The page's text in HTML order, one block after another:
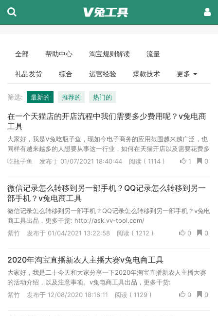
全部 帮助中心 淘宝规则解读 流量
礼品发货 综合 运营经验 爆款技术 更多
筛选: 最新的 推荐的 热门的
在一个天猫店的开店流程中我们需要多少费用呢？v兔电商
工具
大家好，我是V兔吃瓶子鱼，现如今电子商务的应用范围越来越广泛，也
同样有越来越多的人想要从事这一行业，如何在天猫开店以及需要花费多
少成为了大多数人的问题，下面我们一起来了解下吧。v兔电商工具出 0
1
吃瓶子鱼 发布于 01/07/2021 18:40:44 阅读 ( 1114 )
微信记录怎么转移到另一部手机？QQ记录怎么转移到另一
部手机？v兔电商工具
微信记录怎么转移到另一部手机？QQ记录怎么转移到另一部手机？v兔电
商工具出品，更多干货: http://ask.vv-tool.com/
0
0
紫竹 发布于 01/04/2021 13:22:58 阅读 ( 1212 )
2020年淘宝直播新农人主播大赛v兔电商工具
大家好，我是二十今天和大家分享一下2020年淘宝直播新农人主播大赛
的活动介绍，以及注意事项。v兔电商工具出品，更多干货:
http://ask.vv-tool.com/
0
0
紫竹 发布于 12/08/2020 18:16:11 阅读 ( 1129 )